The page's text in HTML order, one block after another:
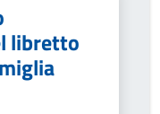
libretto